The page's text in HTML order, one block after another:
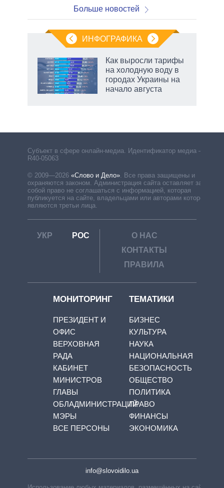
Больше новостей
ИНФОГРАФИКА
Как выросли тарифы
на холодную воду в
городах Украины на
начало августа
Субъект в сфере онлайн-медиа. Идентификатор медиа –
R40-05063
© 2009—2026 «Слово и Дело». Все права защищены и
охраняются законом. Администрация сайта оставляет за
собой право не соглашаться с информацией, которая
публикуется на сайте, владельцами или авторами которой
являются третьи лица.
УКР РОС
О НАС
КОНТАКТЫ
ПРАВИЛА
МОНИТОРИНГ
ПРЕЗИДЕНТ И
ОФИС
ВЕРХОВНАЯ
РАДА
КАБИНЕТ
МИНИСТРОВ
ГЛАВЫ
ОБЛАДМИНИСТРАЦИЙ
МЭРЫ
ВСЕ ПЕРСОНЫ
ТЕМАТИКИ
БИЗНЕС
КУЛЬТУРА
НАУКА
НАЦИОНАЛЬНАЯ
БЕЗОПАСНОСТЬ
ОБЩЕСТВО
ПОЛИТИКА
ПРАВО
ФИНАНСЫ
ЭКОНОМИКА
info@slovoidilo.ua